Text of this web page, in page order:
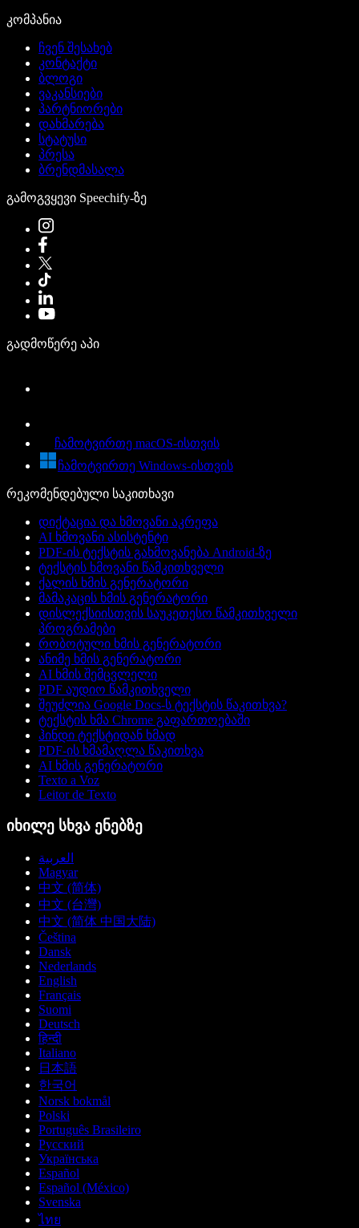
კომპანია
ჩვენ შესახებ
კონტაქტი
ბლოგი
ვაკანსიები
პარტნიორები
დახმარება
სტატუსი
პრესა
ბრენდმასალა
გამოგვყევი Speechify-ზე
გადმოწერე აპი
ჩამოტვირთე macOS-ისთვის
ჩამოტვირთე Windows-ისთვის
რეკომენდებული საკითხავი
დიქტაცია და ხმოვანი აკრეფა
AI ხმოვანი ასისტენტი
PDF-ის ტექსტის გახმოვანება Android-ზე
ტექსტის ხმოვანი წამკითხველი
ქალის ხმის გენერატორი
მამაკაცის ხმის გენერატორი
დისლექსიისთვის საუკეთესო წამკითხველი
პროგრამები
რობოტული ხმის გენერატორი
ანიმე ხმის გენერატორი
AI ხმის შემცვლელი
PDF აუდიო წამკითხველი
შეუძლია Google Docs-ს ტექსტის წაკითხვა?
ტექსტის ხმა Chrome გაფართოებაში
ჰინდი ტექსტიდან ხმად
PDF-ის ხმამაღლა წაკითხვა
AI ხმის გენერატორი
Texto a Voz
Leitor de Texto
იხილე სხვა ენებზე
العربية
Magyar
中文 (简体)
中文 (台灣)
中文 (简体 中国大陆)
Čeština
Dansk
Nederlands
English
Français
Suomi
Deutsch
हिन्दी
Italiano
日本語
한국어
Norsk bokmål
Polski
Português Brasileiro
Русский
Українська
Español
Español (México)
Svenska
ไทย